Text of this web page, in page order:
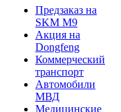
Предзаказ на
SKM M9
Акция на
Dongfeng
Коммерческий
транспорт
Автомобили
МВД
Медицинские